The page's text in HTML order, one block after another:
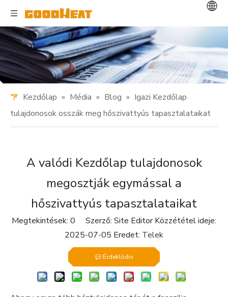
Kezdőlap » Média » Blog » Igazi Kezdőlap
tulajdonosok osszák meg hőszivattyús tapasztalataikat
A valódi Kezdőlap tulajdonosok
megosztják egymással a
hőszivattyús tapasztalataikat
Megtekintések: 0 Szerző: Site Editor Közzététel ideje:
2025-07-05 Eredet: Telek
Érdeklődni